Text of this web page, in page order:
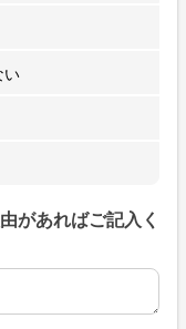
い
があればご記入く
があればご記入くだ